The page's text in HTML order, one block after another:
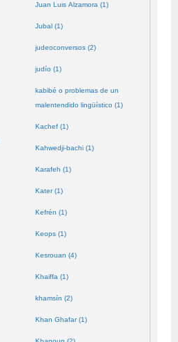
Juan Luis Alzamora (1)
Jubal (1)
judeoconversos (2)
judío (1)
kabibé o problemas de un
malentendido lingüístico (1)
Kachef (1)
Kahwedji-bachi (1)
Karafeh (1)
Kater (1)
Kefrén (1)
Keops (1)
Kesrouan (4)
Khaiffa (1)
khamsín (2)
Khan Ghafar (1)